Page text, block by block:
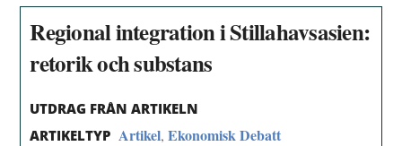
Regional integration i Stillahavsasien:
retorik och substans
UTDRAG FRÅN ARTIKELN
ARTIKELTYP Artikel,Ekonomisk Debatt